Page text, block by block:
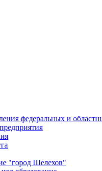
федеральных и
"город Шелехов"